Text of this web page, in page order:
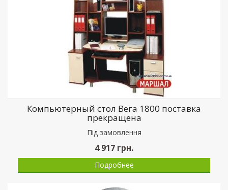
Компьютерный стол Вега 1800 поставка
прекращена
Пiд замовлення
4 917 грн.
Подробнее